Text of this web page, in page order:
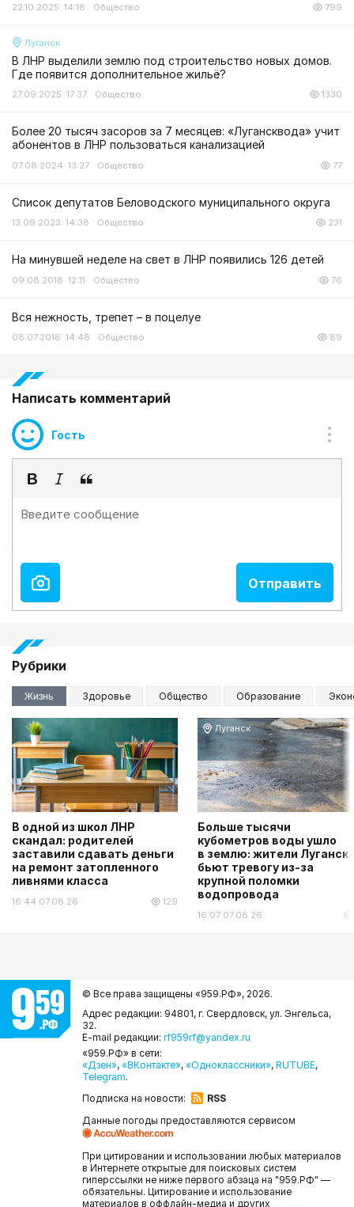
22.10.2025 14:18 Общество 799
Луганск
В ЛНР выделили землю под строительство новых домов.
Где появится дополнительное жильё?
27.09.2025 17:37 Общество 1330
Более 20 тысяч засоров за 7 месяцев: «Лугансквода» учит
абонентов в ЛНР пользоваться канализацией
07.08.2024 13:27 Общество 77
Список депутатов Беловодского муниципального округа
13.09.2023 14:38 Общество 231
На минувшей неделе на свет в ЛНР появились 126 детей
09.08.2018 12:11 Общество 76
Вся нежность, трепет – в поцелуе
08.07.2018 14:46 Общество 89
Написать комментарий
Гость
Рубрики
Жизнь Здоровье Общество Образование
В одной из школ ЛНР
скандал: родителей
заставили сдавать деньги
на ремонт затопленного
ливнями класса
16:44 07.08.26 129
Луганск
Больше тысячи
кубометров воды ушло
в землю: жители
бьют тревогу из-за
крупной поломки
водопровода
16:07 07.08.26
© Все права защищены «959.РФ», 2026.
Адрес редакции: 94801, г. Свердловск, ул. Энгельса,
32.
E-mail редакции: rf959rf@yandex.ru
«959.РФ» в сети:
«Дзен», «ВКонтакте», «Одноклассники», RUTUBE,
Telegram.
Подписка на новости:
RSS
Данные погоды предоставляются сервисом
При цитировании и использовании любых материалов
в Интернете открытые для поисковых систем
гиперссылки не ниже первого абзаца на "959.РФ" —
обязательны. Цитирование и использование
материалов в оффлайн-медиа и других